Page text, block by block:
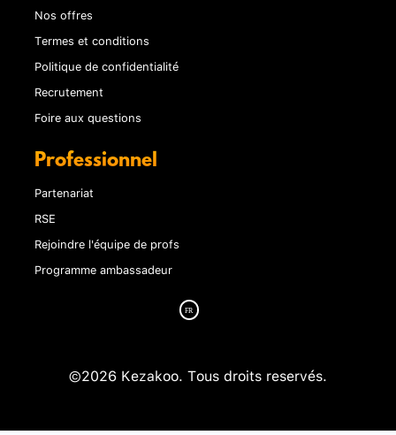
Nos offres
Termes et conditions
Politique de confidentialité
Recrutement
Foire aux questions
Professionnel
Partenariat
RSE
Rejoindre l'équipe de profs
Programme ambassadeur
©2026 Kezakoo. Tous droits reservés.